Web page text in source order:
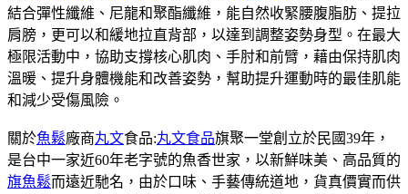
結合彈性纖維、尼龍和聚酯纖維，能自然收緊腰腹脂肪、提拉
肩膀，更可以和緩地拉直背部，以達到調整姿勢身型。在最大
極限活動中，協助支撐核心肌肉、手肘和前臂，藉由保持肌肉
溫暖、提升身體機能和改善姿勢，幫助提升運動時的最佳肌能
和減少受傷風險。
關於魚鬆廠商丸文食品:丸文食品旗聚一堂創立於民國39年，
是台中一家近60年老字號的魚香世家，以新鮮味美、高品質的
旗魚鬆而遠近馳名，由於口味、手藝傳統道地，貨真價實而供